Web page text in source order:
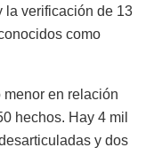
la verificación de 13
como
en relación
hechos. Hay 4 mil
y dos